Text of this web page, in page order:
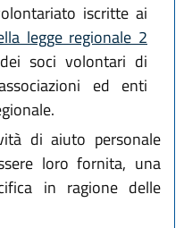
iscritte ai
legge regionale 2
soci volontari di
ed enti
di aiuto personale
loro fornita, una
in ragione delle